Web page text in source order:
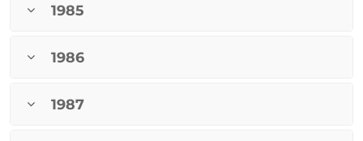
1985
1986
1987